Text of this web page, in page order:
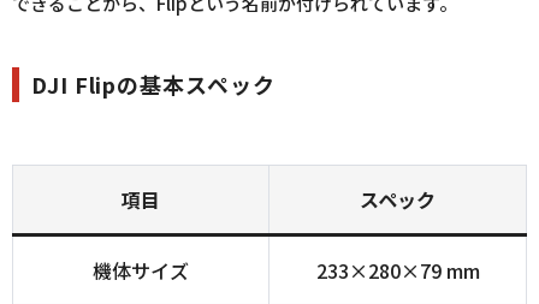
DJI Flipの基本スペック
項目 スペック
機体サイズ 233×280×79 mm